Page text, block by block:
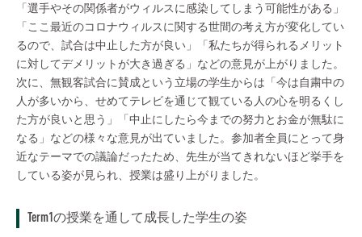
「選手やその関係者がウィルスに感染してしまう可能性がある」
「ここ最近のコロナウィルスに関する世間の考え方が変化してい
るので、試合は中止した方が良い」「私たちが得られるメリット
に対してデメリットが大き過ぎる」などの意見が上がりました。
次に、無観客試合に賛成という立場の学生からは「今は自粛中の
人が多いから、せめてテレビを通じて観ている人の心を明るくし
た方が良いと思う」「中止にしたら今までの努力とお金が無駄に
なる」などの様々な意見が出ていました。参加者全員にとって身
近なテーマでの議論だったため、先生が当てきれないほど挙手を
している姿が見られ、授業は盛り上がりました。
Term1の授業を通して成長した学生の姿